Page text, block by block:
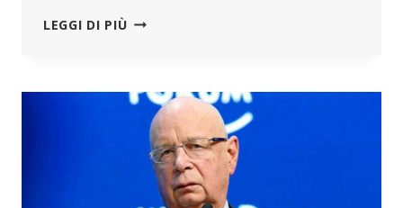
LEGGI DI PIÙCENTINAIA
REAZIONI
AVVERSE
TRA
FRANCESI